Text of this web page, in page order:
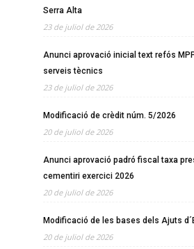
Serra Alta
23 de juliol de 2026
Anunci aprovació inicial text refós
serveis tècnics
23 de juliol de 2026
Modificació de crèdit núm. 5/2026
20 de juliol de 2026
Anunci aprovació padró fiscal taxa
cementiri exercici 2026
20 de juliol de 2026
Modificació de les bases dels Ajuts
20 de juliol de 2026